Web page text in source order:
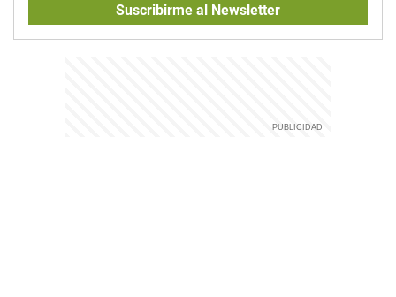
Suscribirme al Newsletter